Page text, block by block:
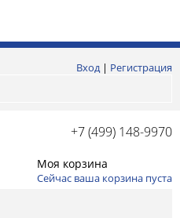
Вход| Регистрация
+7 (499) 148-9970
Моя корзина
Сейчас ваша корзина пуста